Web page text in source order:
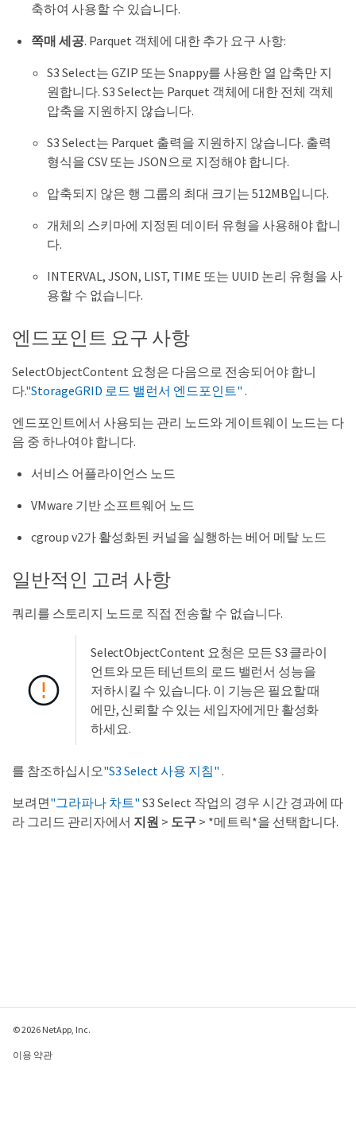
축하여 사용할 수 있습니다.
쪽매 세공. Parquet 객체에 대한 추가 요구 사항:
S3 Select는 GZIP 또는 Snappy를 사용한 열 압축만 지
원합니다. S3 Select는 Parquet 객체에 대한 전체 객체
압축을 지원하지 않습니다.
S3 Select는 Parquet 출력을 지원하지 않습니다. 출력
형식을 CSV 또는 JSON으로 지정해야 합니다.
압축되지 않은 행 그룹의 최대 크기는 512MB입니다.
개체의 스키마에 지정된 데이터 유형을 사용해야 합니
다.
INTERVAL, JSON, LIST, TIME 또는 UUID 논리 유형을 사
용할 수 없습니다.
엔드포인트 요구 사항
SelectObjectContent 요청은 다음으로 전송되어야 합니
다."StorageGRID 로드 밸런서 엔드포인트" .
엔드포인트에서 사용되는 관리 노드와 게이트웨이 노드는 다
음 중 하나여야 합니다.
서비스 어플라이언스 노드
VMware 기반 소프트웨어 노드
cgroup v2가 활성화된 커널을 실행하는 베어 메탈 노드
일반적인 고려 사항
쿼리를 스토리지 노드로 직접 전송할 수 없습니다.
SelectObjectContent 요청은 모든 S3 클라이
언트와 모든 테넌트의 로드 밸런서 성능을
저하시킬 수 있습니다. 이 기능은 필요할 때
에만, 신뢰할 수 있는 세입자에게만 활성화
하세요.
를 참조하십시오"S3 Select 사용 지침" .
보려면"그라파나 차트" S3 Select 작업의 경우 시간 경과에 따
라 그리드 관리자에서 지원 > 도구> *메트릭*을 선택합니다.
© 2026 NetApp, Inc.
이용 약관